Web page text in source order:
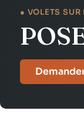
● VOLETS SUR